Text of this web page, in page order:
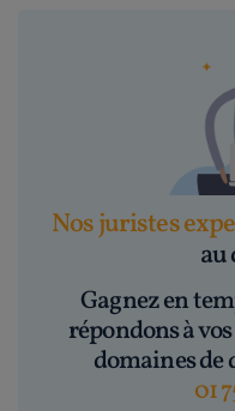
Nos juristes
Gagnez en
répondons à
domaines de
01